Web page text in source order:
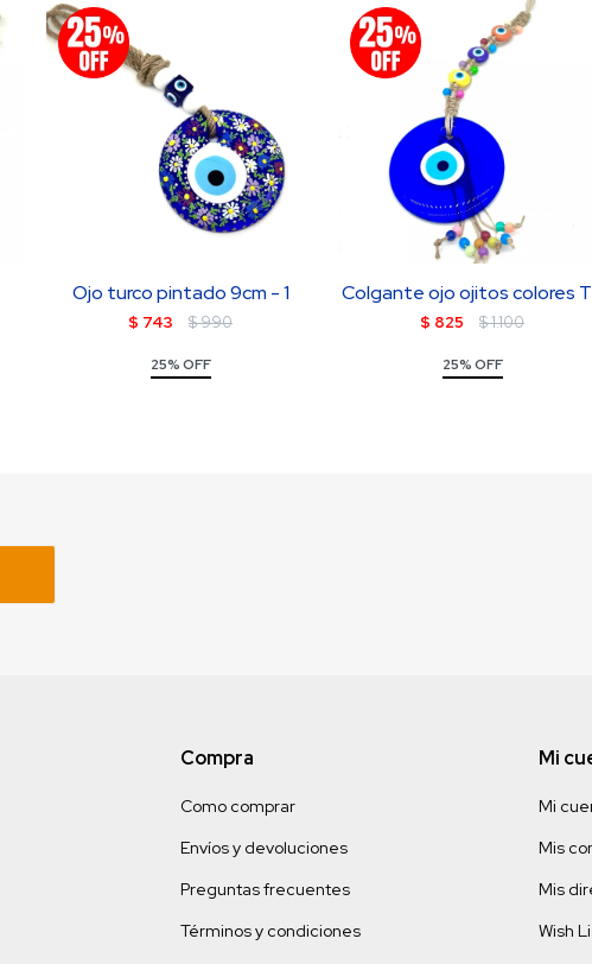
Ojo turco pintado 9cm - 1
$ 743 $990
25% OFF
Colgante ojo ojitos colores
$ 825 $1.100
25% OFF
Compra
Como comprar
Envíos y devoluciones
Preguntas frecuentes
Términos y condiciones
Mi
Mi
Mis
Mis
Wish